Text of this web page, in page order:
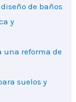
de baños
y
una reforma de
suelos y